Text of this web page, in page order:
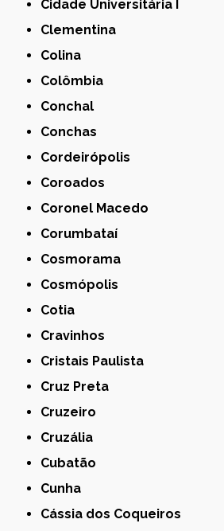
Cidade Universitária I
Clementina
Colina
Colômbia
Conchal
Conchas
Cordeirópolis
Coroados
Coronel Macedo
Corumbataí
Cosmorama
Cosmópolis
Cotia
Cravinhos
Cristais Paulista
Cruz Preta
Cruzeiro
Cruzália
Cubatão
Cunha
Cássia dos Coqueiros